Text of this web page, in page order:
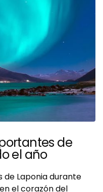
de
el año
de Laponia durante
el corazón del